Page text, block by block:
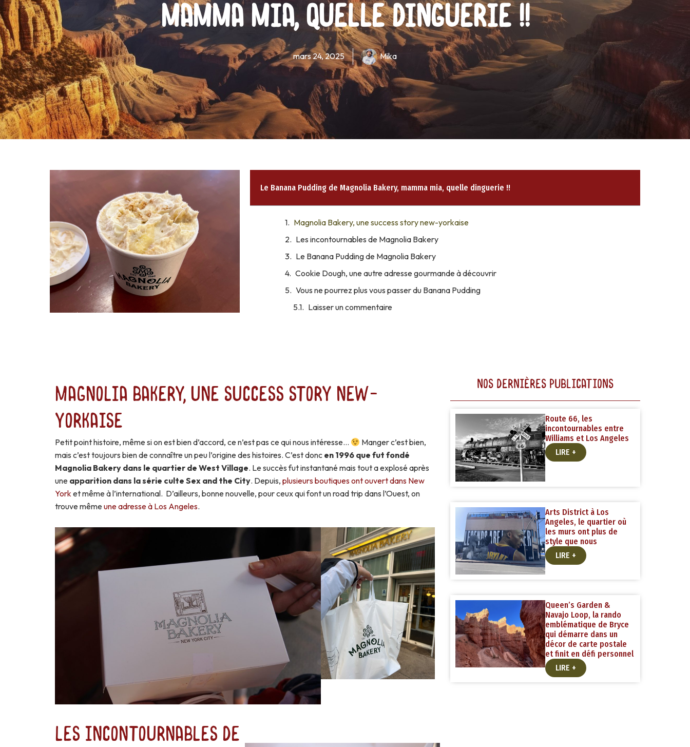
mamma mia, quelle dinguerie !!
mars 24, 2025 Mika
Le Banana Pudding de Magnolia Bakery, mamma mia, quelle dinguerie !!
Magnolia Bakery, une success story new-yorkaise
Les incontournables de Magnolia Bakery
Le Banana Pudding de Magnolia Bakery
Cookie Dough, une autre adresse gourmande à découvrir
Vous ne pourrez plus vous passer du Banana Pudding
Laisser un commentaire
NOS DERNIÈRES PUBLICATIONS
Route 66, les
incontournables entre
Williams et Los Angeles
LIRE +
Arts District à Los
Angeles, le quartier où
les murs ont plus de
style que nous
LIRE +
Queen’s Garden &
Navajo Loop, la rando
emblématique de Bryce
qui démarre dans un
décor de carte postale
et finit en défi personnel
LIRE +
Magnolia Bakery, une success story new-
yorkaise
Petit point histoire, même si on est bien d’accord, ce n’est pas ce qui nous intéresse…
Manger c’est bien,
mais c’est toujours bien de connaître un peu l’origine des histoires. C’est donc en 1996 que fut fondé
Magnolia Bakery dans le quartier de West Village. Le succès fut instantané mais tout a explosé après
une apparition dans la série culte Sex and the City. Depuis,plusieurs boutiques ont ouvert dans New
Yorket même à l’international. D’ailleurs, bonne nouvelle, pour ceux qui font un road trip dans l’Ouest, on
trouve mêmeune adresse à Los Angeles.
Les incontournables de